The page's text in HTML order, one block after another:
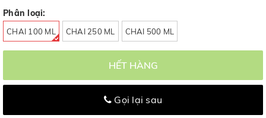
Phân loại:
CHAI 100 ML CHAI 250 ML CHAI 500 ML
HẾT HÀNG
Gọi lại sau